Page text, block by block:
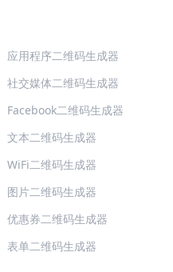
应用程序二维码生成器
社交媒体二维码生成器
Facebook二维码生成器
文本二维码生成器
WiFi二维码生成器
图片二维码生成器
优惠券二维码生成器
表单二维码生成器